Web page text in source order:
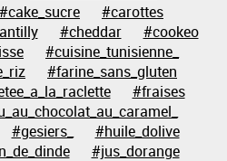
#cake_sucre
#carottes
#cheddar
#cookeo
#cuisine_tunisienne_
#farine_sans_gluten
#fraises
#gesiers_
#huile_dolive
#jus_dorange